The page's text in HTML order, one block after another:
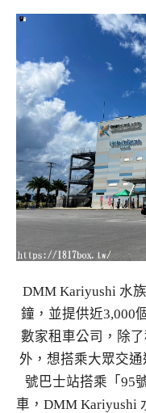
DMM Kariyushi 水
鐘，並提供近3,000
數家租車公司，除
外，想搭乘大眾交
號巴士站搭乘「95
車，DMM Kariyushi